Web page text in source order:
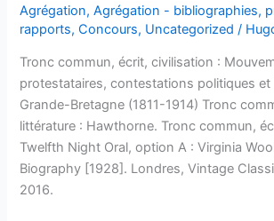
Agrégation,Agrégation - bibliographies,
rapports,Concours, Uncategorized /
Tronc commun, écrit, civilisation :
protestataires, contestations politiques et
Grande-Bretagne (1811-1914) Tronc
littérature : Hawthorne. Tronc commun,
Twelfth Night Oral, option A : Virginia
Biography [1928]. Londres, Vintage
2016.